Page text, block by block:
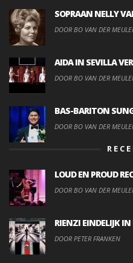
SOPRAAN NELLY
DOOR BO VAN DER
AIDA IN SEVILLA
DOOR BO VAN DER
BAS-BARITON
DOOR BO VAN DER
LOUD EN PROUD
DOOR BO VAN DER
RIENZI EINDELIJK
DOOR PETER FRANKEN